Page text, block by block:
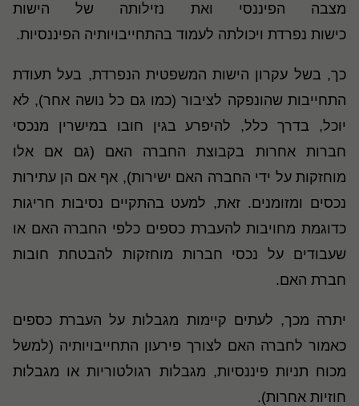
מצבה הפיננסי ואת נזילותה של הישות
כישות נפרדת ויכולתה לעמוד בהתחייבויותיה הפיננסיות.
כך, בשל עקרון הישות המשפטית הנפרדת, בעל תעודת
התחייבות שהונפקה לציבור (כמו גם כל נושה אחר), לא
יוכל, בדרך כלל, להיפרע בגין חובו במישרין מנכסי
חברות אחרות בקבוצת החברה האם (גם אם אלו
מוחזקות על ידי החברה האם ישירות), אף אם הן עתירות
נכסים ומזומנים. זאת, למעט בהתקיים נסיבות חריגות
כדוגמת מחויבות להעברת כספים כלפי החברה האם או
שעבודים על נכסי חברות מוחזקות להבטחת חובות
חברת האם.
יתרה מכך, לעתים קיימות מגבלות על העברת כספים
כאמור לחברה האם לצורך פירעון התחייבויותיה (למשל
מכוח תניות פיננסיות, מגבלות רגולטוריות או מגבלות
חוזיות אחרות).